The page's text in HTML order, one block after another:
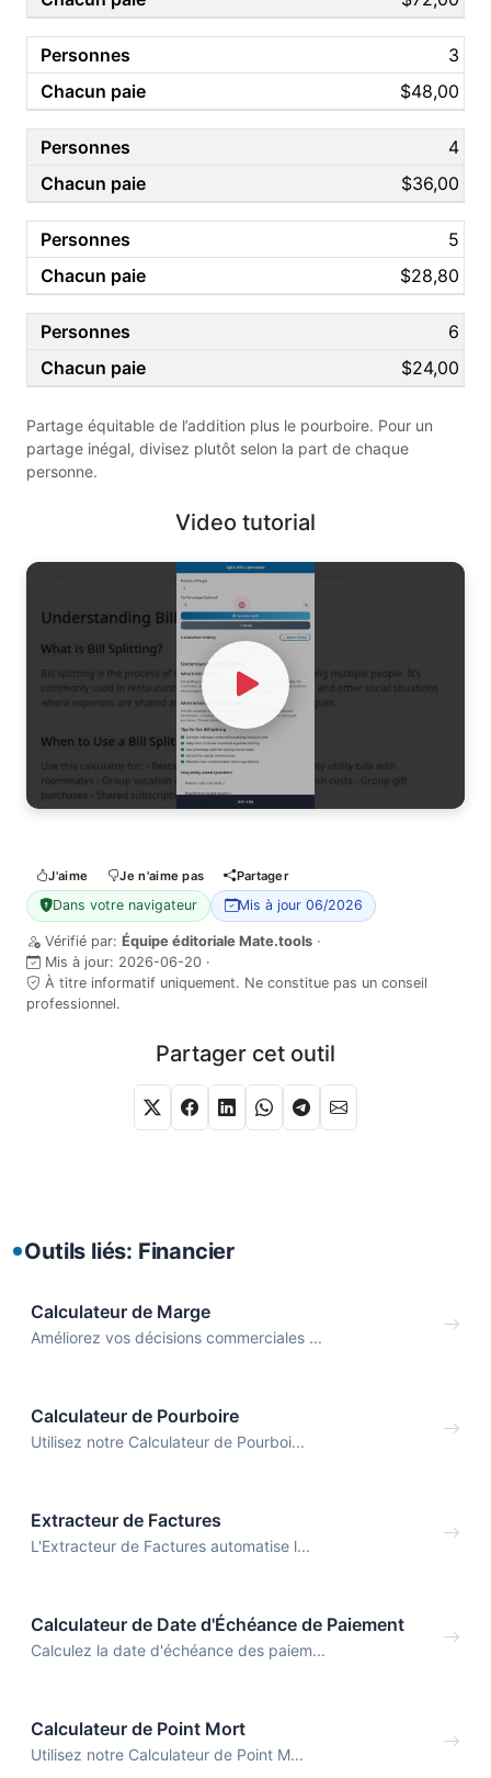
3
$48,00
4
$36,00
5
$28,80
6
$24,00
Partage équitable de l’addition plus le pourboire. Pour un
partage inégal, divisez plutôt selon la part de chaque
personne.
Video tutorial
Watch Video
J'aime Je n'aime pas Partager
Dans votre navigateur Mis à jour 06/2026
Vérifié par: Équipe éditoriale Mate.tools ·
Mis à jour: 2026-06-20 ·
À titre informatif uniquement. Ne constitue pas un conseil
professionnel.
Partager cet outil
Outils liés: Financier
Calculateur de Marge
Améliorez vos décisions commerciales ...
Calculateur de Pourboire
Utilisez notre Calculateur de Pourboi...
Extracteur de Factures
L'Extracteur de Factures automatise l...
Calculateur de Date d'Échéance de Paiement
Calculez la date d'échéance des paiem...
Calculateur de Point Mort
Utilisez notre Calculateur de Point M...